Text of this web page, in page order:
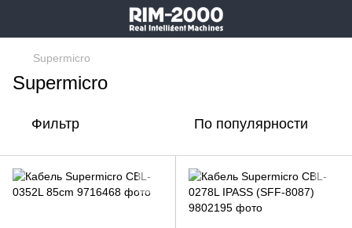
Supermicro
Supermicro
Фильтр По популярности